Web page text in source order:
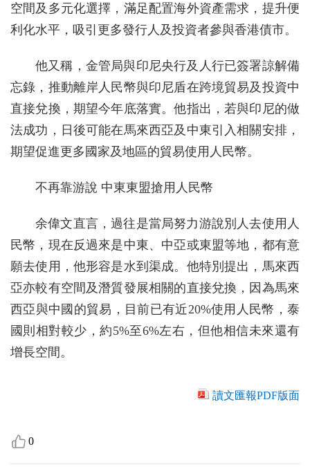
空間及多元化選擇，滿足配置海外資產需求，提升便
利化水平，吸引更多發行人及投資者參與香港債市。
他又稱，金管局與印尼央行及人行已簽署諒解備
忘錄，推動離岸人民幣與印尼盾在跨境貿易及投資中
直接兌換，期望今年底落實。他指出，若與印尼的做
法成功，日後可能在馬來西亞及中東引入相關安排，
期望促進更多國家及地區的貿易使用人民幣。
不再靠游說 中東東盟搶用人民幣
余偉文直言，過往是當局努力游說別人去使用人
民幣，現在反過來是中東、中亞或東盟等地，都有意
願去使用，他形容是水到渠成。他特別提出，馬來西
亞亦較有空間及潛質發展相關的直接兌換，因為馬來
西亞與中國的貿易，目前已有近20%使用人民幣，泰
國則相對較少，約5%至6%左右，但他相信未來還有
增長空間。
讀文匯報PDF版面
0